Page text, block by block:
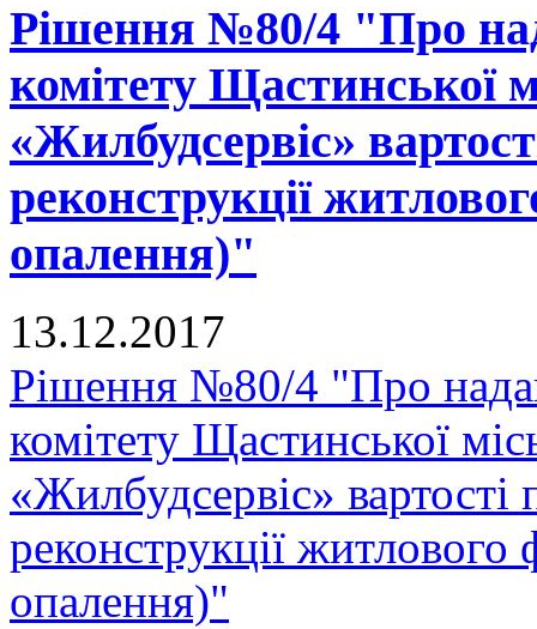
Рішення №80/4 "Про
комітету Щастинської
«Жилбудсервіс»
реконструкції
опалення)"
13.12.2017
Рішення №80/4 "Про
комітету Щастинської
«Жилбудсервіс» вартості
реконструкції
опалення)"